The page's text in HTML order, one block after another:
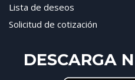
Lista de deseos
Solicitud de cotización
DESCARGA